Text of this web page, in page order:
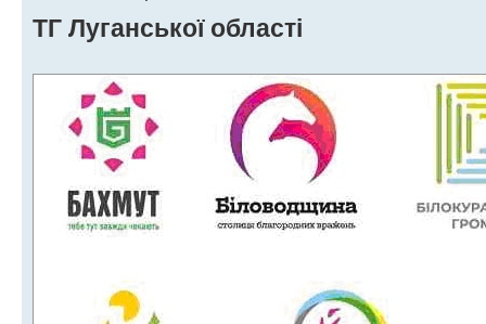
ТГ Луганської області